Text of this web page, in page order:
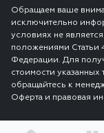
Обращаем ваше
исключительно
условиях не
положениями Статьи
Федерации. Для
стоимости указанных
обращайтесь к
Оферта и правовая